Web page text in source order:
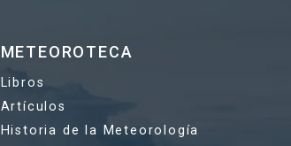
METEOROTECA
Libros
Artículos
Historia de la Meteorología